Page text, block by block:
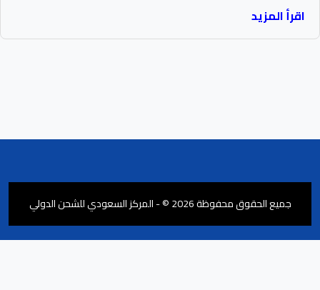
اقرأ المزيد
جميع الحقوق محفوظة 2026 © - المركز السعودي للشحن الدولي